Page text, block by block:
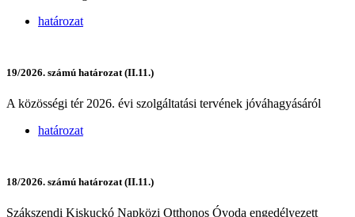
határozat
19/2026. számú határozat (II.11.)
A közösségi tér 2026. évi szolgáltatási tervének jóváhagyásáról
határozat
18/2026. számú határozat (II.11.)
Szákszendi Kiskuckó Napközi Otthonos Óvoda engedélyezett